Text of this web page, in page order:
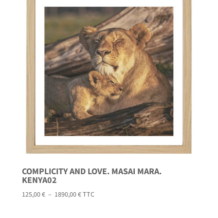
2190,00 €
COMPLICITY AND LOVE. MASAI MARA.
KENYA02
125,00€ – 1890,00€Plage
TTC